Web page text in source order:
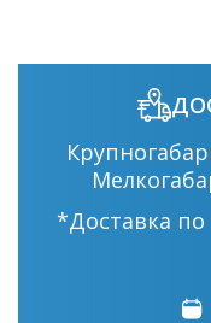
*Доставка по